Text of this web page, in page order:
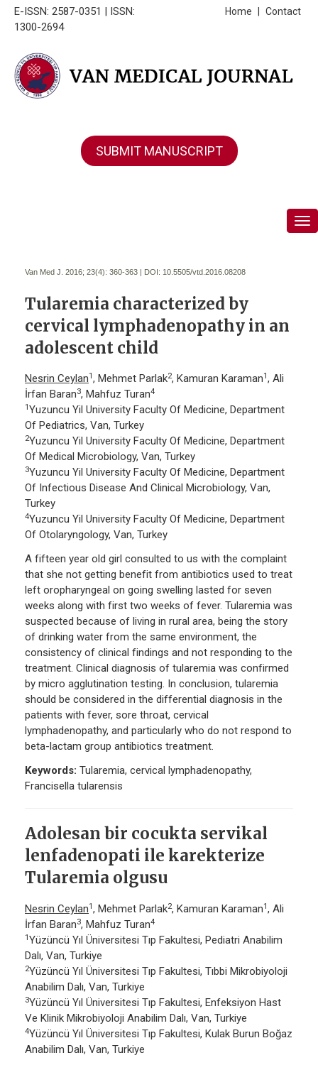
E-ISSN: 2587-0351 | ISSN:
1300-2694
Contact
Home
SUBMIT MANUSCRIPT
Van Med J. 2016; 23(4): 360-363 | DOI: 10.5505/vtd.2016.08208
Tularemia characterized by
cervical lymphadenopathy in an
adolescent child
Nesrin Ceylan1, Mehmet Parlak2, Kamuran Karaman1, Ali
İrfan Baran3, Mahfuz Turan4
1Yuzuncu Yil University Faculty Of Medicine, Department
Of Pediatrics, Van, Turkey
2Yuzuncu Yil University Faculty Of Medicine, Department
Of Medical Microbiology, Van, Turkey
3Yuzuncu Yil University Faculty Of Medicine, Department
Of Infectious Disease And Clinical Microbiology, Van,
Turkey
4Yuzuncu Yil University Faculty Of Medicine, Department
Of Otolaryngology, Van, Turkey
A fifteen year old girl consulted to us with the complaint
that she not getting benefit from antibiotics used to treat
left oropharyngeal on going swelling lasted for seven
weeks along with first two weeks of fever. Tularemia was
suspected because of living in rural area, being the story
of drinking water from the same environment, the
consistency of clinical findings and not responding to the
treatment. Clinical diagnosis of tularemia was confirmed
by micro agglutination testing. In conclusion, tularemia
should be considered in the differential diagnosis in the
patients with fever, sore throat, cervical
lymphadenopathy, and particularly who do not respond to
beta-lactam group antibiotics treatment.
Keywords: Tularemia, cervical lymphadenopathy,
Francisella tularensis
Adolesan bir cocukta servikal
lenfadenopati ile karekterize
Tularemia olgusu
Nesrin Ceylan1, Mehmet Parlak2, Kamuran Karaman1, Ali
İrfan Baran3, Mahfuz Turan4
1Yüzüncü Yıl Üniversitesi Tıp Fakultesi, Pediatri Anabilim
Dalı, Van, Turkiye
2Yüzüncü Yıl Üniversitesi Tıp Fakultesi, Tıbbi Mikrobiyoloji
Anabilim Dalı, Van, Turkiye
3Yüzüncü Yıl Üniversitesi Tıp Fakultesi, Enfeksiyon Hast
Ve Klinik Mikrobiyoloji Anabilim Dalı, Van, Turkiye
4Yüzüncü Yıl Üniversitesi Tıp Fakultesi, Kulak Burun Boğaz
Anabilim Dalı, Van, Turkiye